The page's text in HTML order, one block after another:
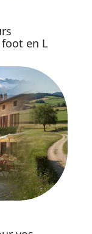
en L